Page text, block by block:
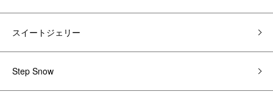
スイートジェリー
Step Snow